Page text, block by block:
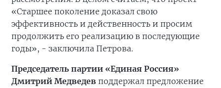
«Старшее поколение доказал свою
эффективность и действенность и просим
продолжить его реализацию в последующие
годы», - заключила Петрова.
Председатель партии «Единая Россия»
Дмитрий Медведев поддержал предложение